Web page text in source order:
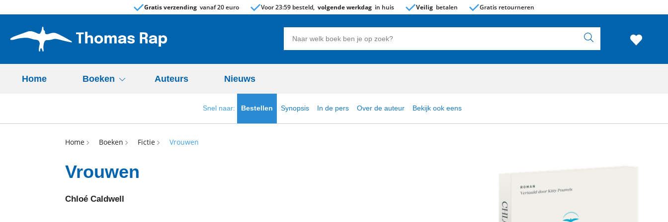
Gratis verzendingvanaf 20 euro Voor 23:59 besteld, volgende werkdagin huis Veiligbetalen Gratis retourneren
Zoeken
Home Boeken Auteurs Nieuws
Snel naar: Bestellen Synopsis In de pers Over de auteur Bekijk ook eens
Home Boeken Fictie Vrouwen
Vrouwen
Chloé Caldwell